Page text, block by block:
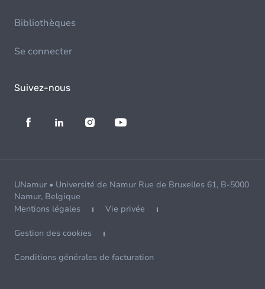
Bibliothèques
Se connecter
Suivez-nous
UNamur • Université de Namur Rue de Bruxelles 61, B-5000
Namur, Belgique
Mentions légales
Vie privée
Gestion des cookies
Conditions générales de facturation